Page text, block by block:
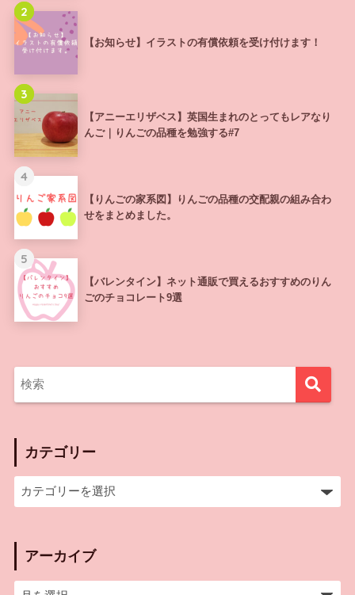
2
【お知らせ】イラストの有償依頼を受け付けます！
3
【アニーエリザベス】英国生まれのとってもレアなり
んご｜りんごの品種を勉強する#7
4
【りんごの家系図】りんごの品種の交配親の組み合わ
せをまとめました。
5
【バレンタイン】ネット通販で買えるおすすめのりん
ごのチョコレート9選
カテゴリー
アーカイブ